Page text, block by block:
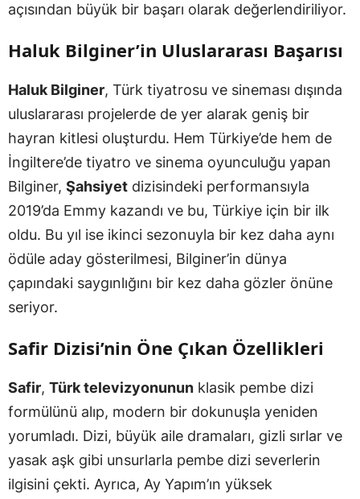
açısından büyük bir başarı olarak değerlendiriliyor.
Haluk Bilginer’in Uluslararası Başarısı
Haluk Bilginer, Türk tiyatrosu ve sineması dışında
uluslararası projelerde de yer alarak geniş bir
hayran kitlesi oluşturdu. Hem Türkiye’de hem de
İngiltere’de tiyatro ve sinema oyunculuğu yapan
Bilginer, Şahsiyet dizisindeki performansıyla
2019’da Emmy kazandı ve bu, Türkiye için bir ilk
oldu. Bu yıl ise ikinci sezonuyla bir kez daha aynı
ödüle aday gösterilmesi, Bilginer’in dünya
çapındaki saygınlığını bir kez daha gözler önüne
seriyor.
Safir Dizisi’nin Öne Çıkan Özellikleri
Safir, Türk televizyonunun klasik pembe dizi
formülünü alıp, modern bir dokunuşla yeniden
yorumladı. Dizi, büyük aile dramaları, gizli sırlar ve
yasak aşk gibi unsurlarla pembe dizi severlerin
ilgisini çekti. Ayrıca, Ay Yapım’ın yüksek